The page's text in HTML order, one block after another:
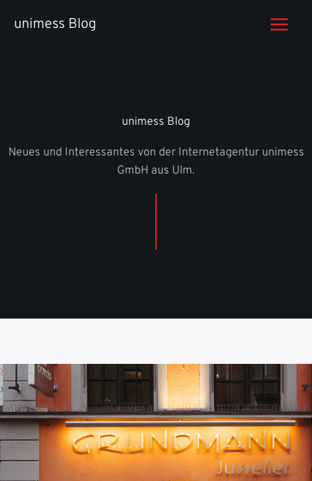
Inhaltunimess Blog
unimess Blog
Neues und Interessantes von der Internetagentur unimess
GmbH aus Ulm.
SEITE
SEITESEITESEITE